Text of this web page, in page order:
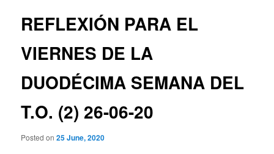
REFLEXIÓN PARA EL
VIERNES DE LA
DUODÉCIMA SEMANA DEL
T.O. (2) 26-06-20
Posted on25 June, 2020